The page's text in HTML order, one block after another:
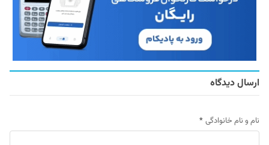
ارسال دیدگاه
نام و نام خانوادگی *